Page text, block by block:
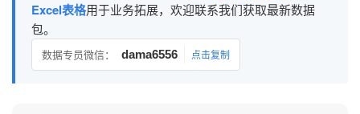
Excel表格用于业务拓展，欢迎联系我们获取最新数据
包。
数据专员微信： dama6556 点击复制